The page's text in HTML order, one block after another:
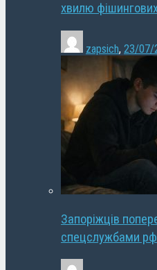
хвилю
zapsich, 23/07/
Запоріжців
спецслужбами рф